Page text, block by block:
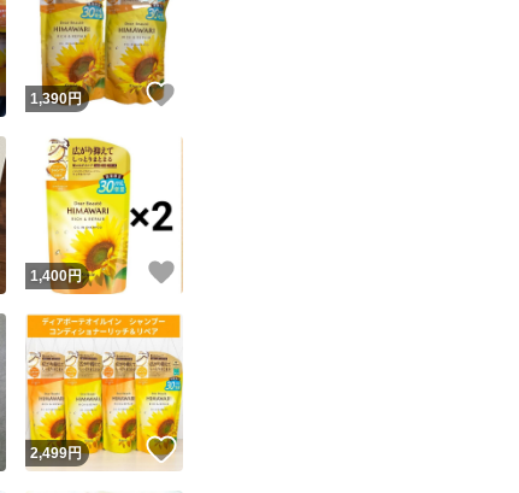
このユーザーは設定した発送日数内に発送しています
いいね！
1,390円
いいね！
1,400円
いいね！
2,499円 いいね！